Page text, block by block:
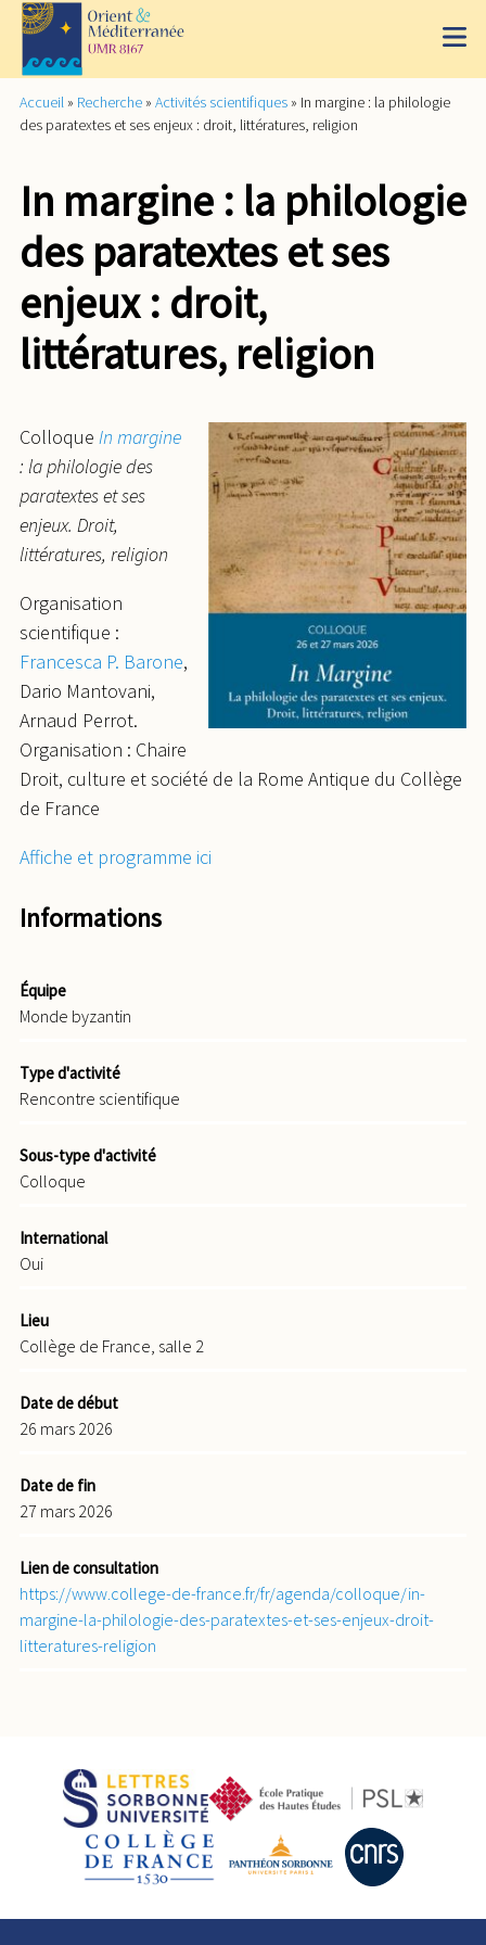
Accueil » Recherche » Activités scientifiques » In margine : la philologie
des paratextes et ses enjeux : droit, littératures, religion
In margine : la philologie
des paratextes et ses
enjeux : droit,
littératures, religion
Colloque In margine
: la philologie des
paratextes et ses
enjeux. Droit,
littératures, religion
Organisation
scientifique :
Francesca P. Barone,
Dario Mantovani,
Arnaud Perrot.
Organisation : Chaire
Droit, culture et société de la Rome Antique du Collège
de France
Affiche et programme ici
Informations
Équipe
Monde byzantin
Type d'activité
Rencontre scientifique
Sous-type d'activité
Colloque
International
Oui
Lieu
Collège de France, salle 2
Date de début
26 mars 2026
Date de fin
27 mars 2026
Lien de consultation
https://www.college-de-france.fr/fr/agenda/colloque/in-
margine-la-philologie-des-paratextes-et-ses-enjeux-droit-
litteratures-religion